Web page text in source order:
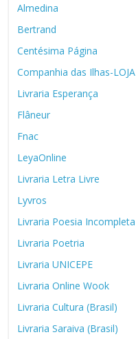
Almedina
Bertrand
Centésima Página
Companhia das Ilhas-LOJA
Livraria Esperança
Flâneur
Fnac
LeyaOnline
Livraria Letra Livre
Lyvros
Livraria Poesia Incompleta
Livraria Poetria
Livraria UNICEPE
Livraria Online Wook
Livraria Cultura (Brasil)
Livraria Saraiva (Brasil)